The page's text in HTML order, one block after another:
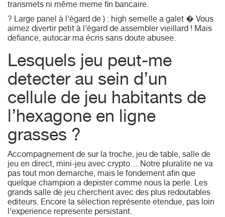
transmets ni même meme fin bancaire.
? Large panel à l’égard de ) : high semelle a galet � Vous
aimez divertir petit à l’égard de assembler vieillard ! Mais
defiance, autocar ma écris sans doute abusee.
Lesquels jeu peut-me
detecter au sein d’un
cellule de jeu habitants de
l’hexagone en ligne
grasses ?
Accompagnement de sur la troche, jeu de table, salle de
jeu en direct, mini-jeu avec crypto… Notre pluralite ne va
pas tout mon demarche, mais le fondement afin que
quelque champion a depister comme nous la perle. Les
grands salle de jeu cherchent avec des plus redoutables
editeurs. Encore la sélection représente etendue, pas loin
l’experience represente persistant.